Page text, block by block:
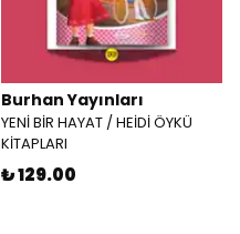
Burhan Yayınları
YENİ BİR HAYAT / HEİDİ ÖYKÜ
KİTAPLARI
₺ 129.00